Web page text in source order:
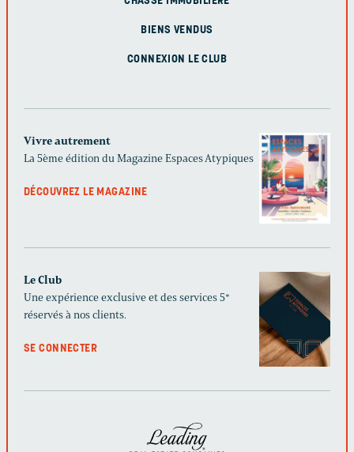
BIENS VENDUS
CONNEXION LE CLUB
Vivre autrement
La 5ème édition du Magazine Espaces Atypiques
DÉCOUVREZ LE MAGAZINE
Le Club
Une expérience exclusive et des services 5*
réservés à nos clients.
SE CONNECTER